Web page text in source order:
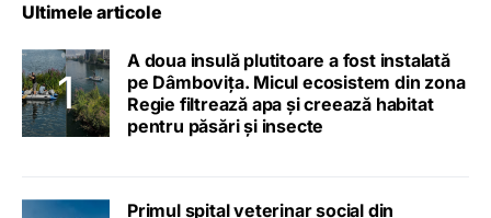
Ultimele articole
A doua insulă plutitoare a fost instalată
pe Dâmbovița. Micul ecosistem din zona
Regie filtrează apa și creează habitat
pentru păsări și insecte
Primul spital veterinar social din